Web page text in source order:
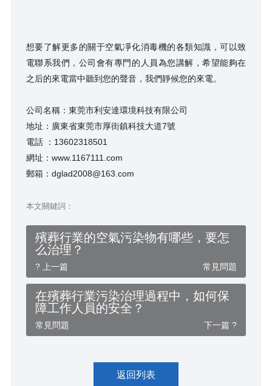
想要了解更多的關于空氣凈化消毒機的各類知識，可以致
電聯系我們，公司會有專門的人員為您講解，希望能夠在
之后的來電當中聽到您的聲音，我們靜候您的來電。
公司名稱：東莞市利安達環境科技有限公司
地址：廣東省東莞市厚街鎮科技大道7號
電話 ：13602318501
網址：www.1167111.com
郵箱：dglad2008@163.com
本文關鍵詞：
殯葬行業的空氣污染物有哪些，要怎
么治理？
? 上一篇 常見問題
在殯葬行業污染治理過程中，如何保
障工作人員的安全？
下一篇 ?
常見問題
返回列表